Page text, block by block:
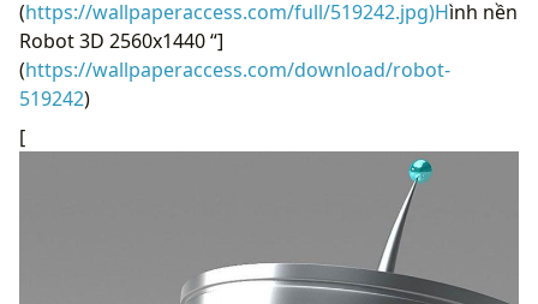
(https://wallpaperaccess.com/full/519242.jpg)Hình nền
Robot 3D 2560x1440 “]
(https://wallpaperaccess.com/download/robot-
519242)
[